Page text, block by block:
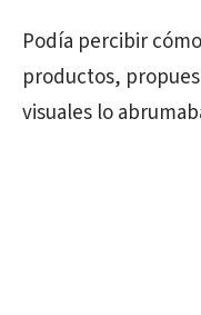
Podía percibir
productos,
visuales lo